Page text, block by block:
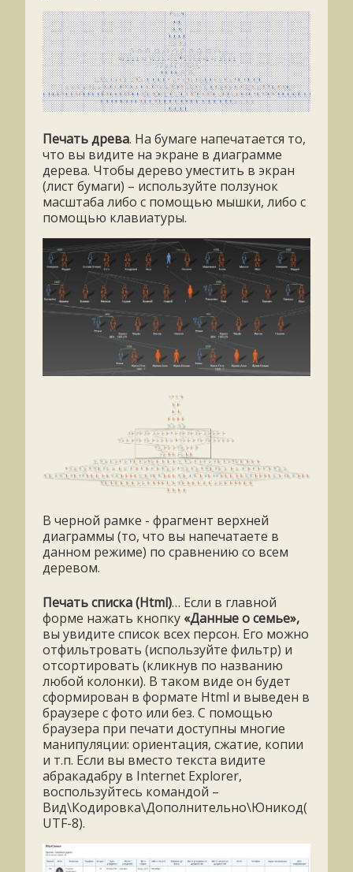
Печать древа. На бумаге напечатается то,
что вы видите на экране в диаграмме
дерева. Чтобы дерево уместить в экран
(лист бумаги) – используйте ползунок
масштаба либо с помощью мышки, либо с
помощью клавиатуры.
В черной рамке - фрагмент верхней
диаграммы (то, что вы напечатаете в
данном режиме) по сравнению со всем
деревом.
Печать списка (Html)… Если в главной
форме нажать кнопку «Данные о семье»,
вы увидите список всех персон. Его можно
отфильтровать (используйте фильтр) и
отсортировать (кликнув по названию
любой колонки). В таком виде он будет
сформирован в формате Html и выведен в
браузере с фото или без. С помощью
браузера при печати доступны многие
манипуляции: ориентация, сжатие, копии
и т.п. Если вы вместо текста видите
абракадабру в Internet Explorer,
воспользуйтесь командой –
Вид\Кодировка\Дополнительно\Юникод(
UTF-8).